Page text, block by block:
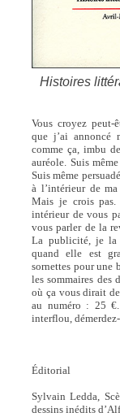
Histoires
Vous croyez
que j’ai annoncé
comme ça, imbu
auréole. Suis
Suis même
à l’intérieur de
Mais je crois pas.
intérieur de vous
vous parler de la
La publicité, je la
quand elle est
sornettes pour une
les sommaires des
où ça vous dirait
au numéro : 25 €.
interflou,
Éditorial
Sylvain Ledda,
dessins inédits